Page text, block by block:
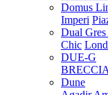
Domus
Imperi
Dual
Chic
DUE-G
Dune